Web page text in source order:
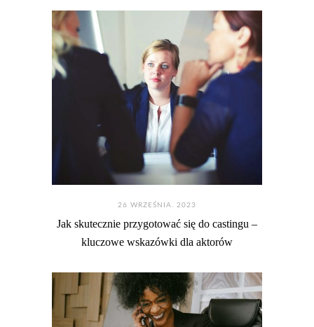
26 WRZEŚNIA. 2023
Jak skutecznie przygotować się do castingu –
kluczowe wskazówki dla aktorów